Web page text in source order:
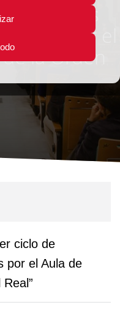
las
por el
la Orden
ciclo de
por el Aula de